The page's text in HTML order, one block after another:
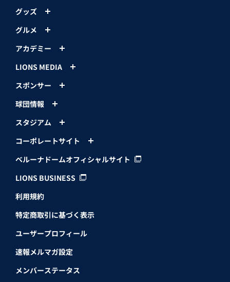
グッズ
グルメ
アカデミー
LIONS MEDIA
スポンサー
球団情報
スタジアム
コーポレートサイト
ベルーナドームオフィシャルサイト
LIONS BUSINESS
利用規約
特定商取引に基づく表示
ユーザープロフィール
速報メルマガ設定
メンバーステータス